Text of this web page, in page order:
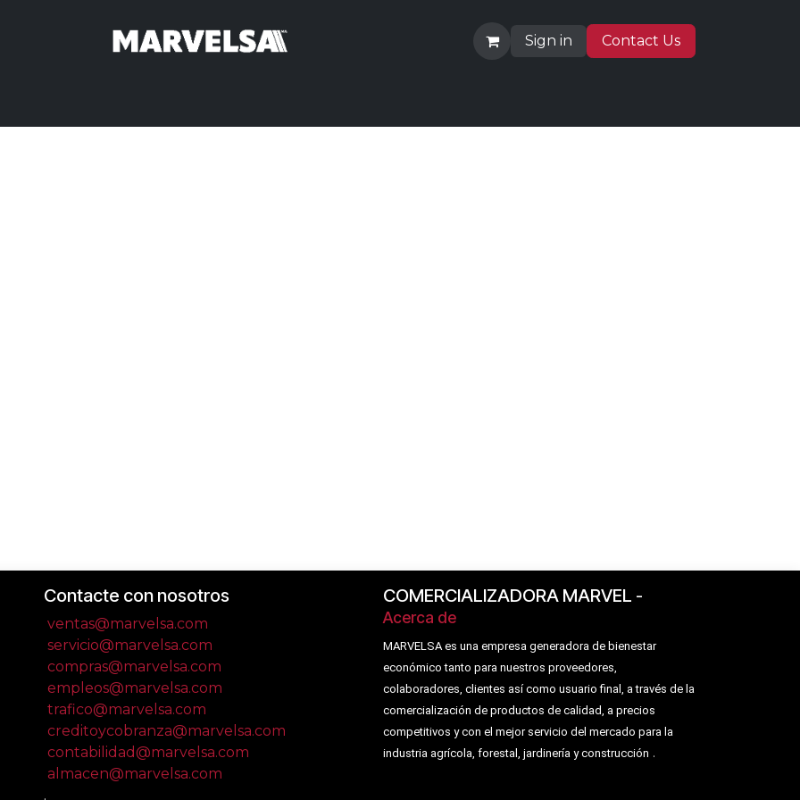
Sign in Contact Us
Contacte con nosotros
ventas@marvelsa.com
servicio@marvelsa.com
compras@marvelsa.com
empleos@marvelsa.com
trafico@marvelsa.com
creditoycobranza@marvelsa.com
contabilidad@marvelsa.com
almacen@marvelsa.com
.
COMERCIALIZADORA MARVEL -
Acerca de
MARVELSA es una empresa generadora de bienestar
económico tanto para nuestros proveedores,
colaboradores, clientes así como usuario final, a través de la
comercialización de productos de calidad, a precios
competitivos y con el mejor servicio del mercado para la
industria agrícola, forestal, jardinería y construcción .